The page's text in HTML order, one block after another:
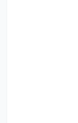
ما عضو شوید